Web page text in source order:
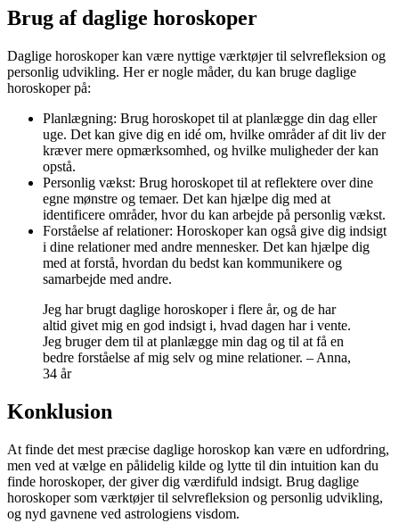
Brug af daglige horoskoper
Daglige horoskoper kan være nyttige værktøjer til selvrefleksion og
personlig udvikling. Her er nogle måder, du kan bruge daglige
horoskoper på:
Planlægning: Brug horoskopet til at planlægge din dag eller
uge. Det kan give dig en idé om, hvilke områder af dit liv der
kræver mere opmærksomhed, og hvilke muligheder der kan
opstå.
Personlig vækst: Brug horoskopet til at reflektere over dine
egne mønstre og temaer. Det kan hjælpe dig med at
identificere områder, hvor du kan arbejde på personlig vækst.
Forståelse af relationer: Horoskoper kan også give dig indsigt
i dine relationer med andre mennesker. Det kan hjælpe dig
med at forstå, hvordan du bedst kan kommunikere og
samarbejde med andre.
Jeg har brugt daglige horoskoper i flere år, og de har
altid givet mig en god indsigt i, hvad dagen har i vente.
Jeg bruger dem til at planlægge min dag og til at få en
bedre forståelse af mig selv og mine relationer. – Anna,
34 år
Konklusion
At finde det mest præcise daglige horoskop kan være en udfordring,
men ved at vælge en pålidelig kilde og lytte til din intuition kan du
finde horoskoper, der giver dig værdifuld indsigt. Brug daglige
horoskoper som værktøjer til selvrefleksion og personlig udvikling,
og nyd gavnene ved astrologiens visdom.